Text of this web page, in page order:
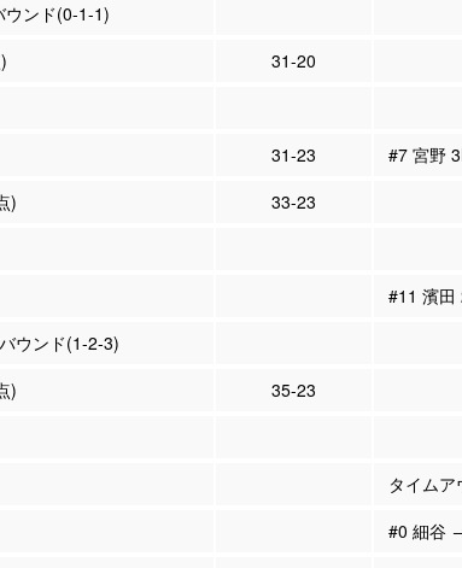
ウンド(0-1-1)
31-20
31-23
#7 宮野
)
33-23
#11 濱田
ウンド(1-2-3)
)
35-23
タイムア
#0 細谷